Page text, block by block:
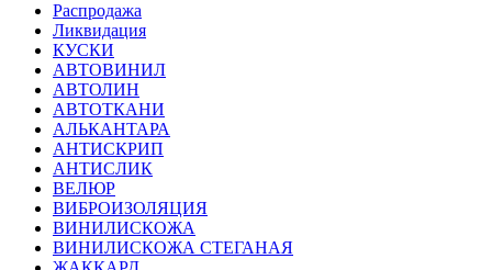
Распродажа
Ликвидация
КУСКИ
АВТОВИНИЛ
АВТОЛИН
АВТОТКАНИ
АЛЬКАНТАРА
АНТИСКРИП
АНТИСЛИК
ВЕЛЮР
ВИБРОИЗОЛЯЦИЯ
ВИНИЛИСКОЖА
ВИНИЛИСКОЖА СТЕГАНАЯ